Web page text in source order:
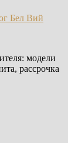
модели
рассрочка